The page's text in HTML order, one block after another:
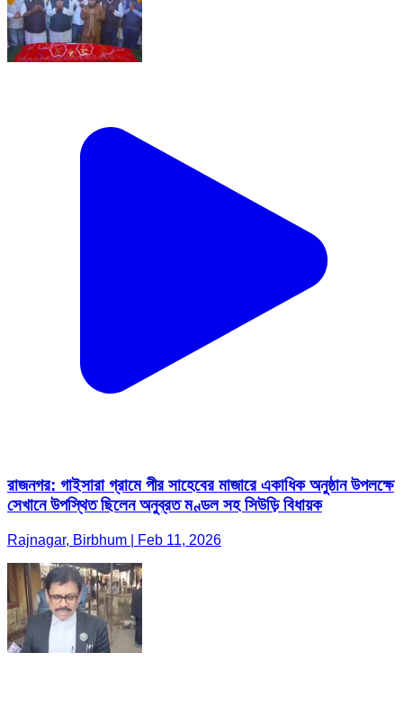
রাজনগর: গাইসারা গ্রামে পীর সাহেবের মাজারে একাধিক অনুষ্ঠান উপলক্ষে
সেখানে উপস্থিত ছিলেন অনুব্রত মণ্ডল সহ সিউড়ি বিধায়ক
Rajnagar, Birbhum | Feb 11, 2026